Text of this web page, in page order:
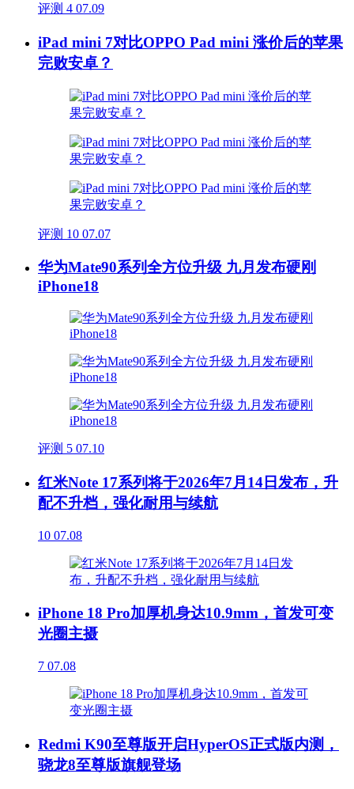
评测 4 07.09
iPad mini 7对比OPPO Pad mini 涨价后的苹果
完败安卓？
评测 10 07.07
华为Mate90系列全方位升级 九月发布硬刚
iPhone18
评测 5 07.10
红米Note 17系列将于2026年7月14日发布，升
配不升档，强化耐用与续航
10 07.08
iPhone 18 Pro加厚机身达10.9mm，首发可变
光圈主摄
7 07.08
Redmi K90至尊版开启HyperOS正式版内测，
骁龙8至尊版旗舰登场